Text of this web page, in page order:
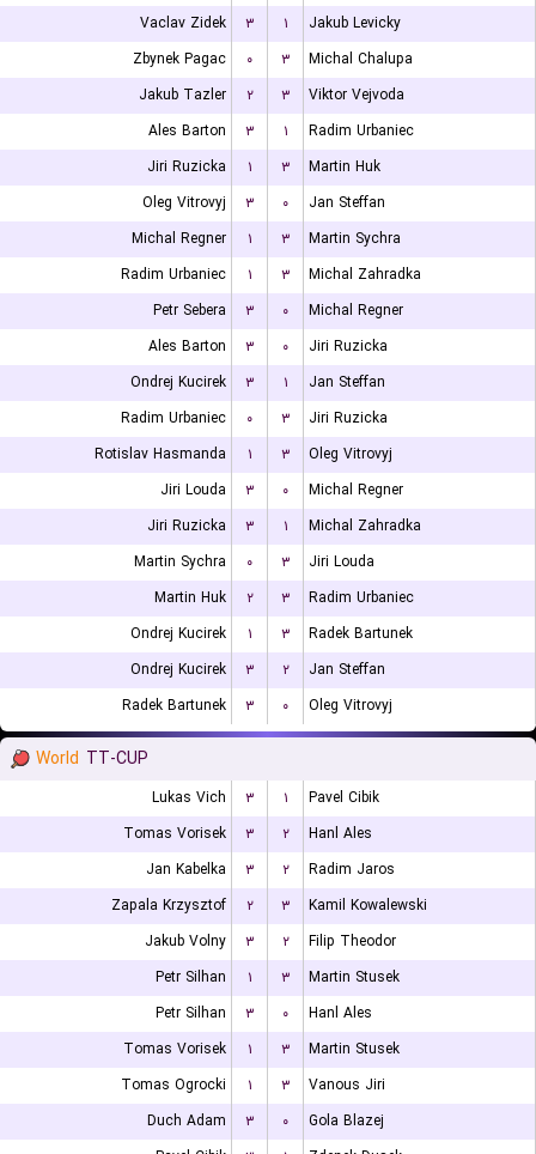
Vaclav Zidek
۳ ۱
Jakub Levicky
Zbynek Pagac
۰ ۳
Michal Chalupa
Jakub Tazler
۲ ۳
Viktor Vejvoda
Ales Barton
۳ ۱
Radim Urbaniec
Jiri Ruzicka
۱ ۳
Martin Huk
Oleg Vitrovyj
۳ ۰
Jan Steffan
Michal Regner
۱ ۳
Martin Sychra
Radim Urbaniec
۱ ۳
Michal Zahradka
Petr Sebera
۳ ۰
Michal Regner
Ales Barton
۳ ۰
Jiri Ruzicka
Ondrej Kucirek
۳ ۱
Jan Steffan
Radim Urbaniec
۰ ۳
Jiri Ruzicka
Rotislav Hasmanda
۱ ۳
Oleg Vitrovyj
Jiri Louda
۳ ۰
Michal Regner
Jiri Ruzicka
۳ ۱
Michal Zahradka
Martin Sychra
۰ ۳
Jiri Louda
Martin Huk
۲ ۳
Radim Urbaniec
Ondrej Kucirek
۱ ۳
Radek Bartunek
Ondrej Kucirek
۳ ۲
Jan Steffan
Radek Bartunek
۳ ۰ Oleg Vitrovyj
World TT-CUP
Lukas Vich ۳ ۱
Pavel Cibik
Tomas Vorisek
۳ ۲
Hanl Ales
Jan Kabelka
۳ ۲
Radim Jaros
Zapala Krzysztof
۲ ۳
Kamil Kowalewski
Jakub Volny
۳ ۲
Filip Theodor
Petr Silhan
۱ ۳
Martin Stusek
Petr Silhan
۳ ۰
Hanl Ales
Tomas Vorisek
۱ ۳
Martin Stusek
Tomas Ogrocki
۱ ۳
Vanous Jiri
Duch Adam
۳ ۰
Gola Blazej